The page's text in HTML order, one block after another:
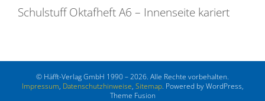
Schulstuff Oktafheft A6 – Innenseite kariert
© Häfft-Verlag GmbH 1990 – 2026. Alle Rechte vorbehalten.
Impressum, Datenschutzhinweise, Sitemap. Powered by WordPress,
Theme Fusion